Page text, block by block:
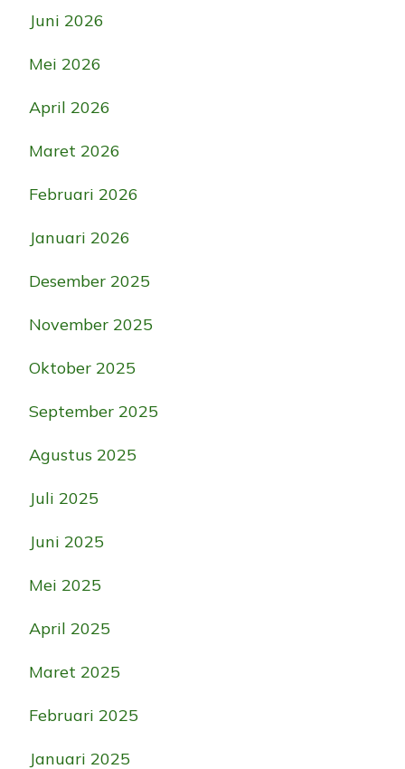
Juni 2026
Mei 2026
April 2026
Maret 2026
Februari 2026
Januari 2026
Desember 2025
November 2025
Oktober 2025
September 2025
Agustus 2025
Juli 2025
Juni 2025
Mei 2025
April 2025
Maret 2025
Februari 2025
Januari 2025